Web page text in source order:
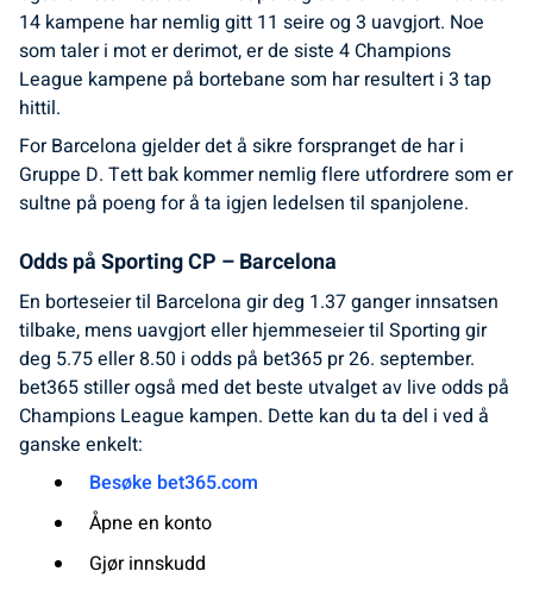
14 kampene har nemlig gitt 11 seire og 3 uavgjort. Noe
som taler i mot er derimot, er de siste 4 Champions
League kampene på bortebane som har resultert i 3 tap
hittil.
For Barcelona gjelder det å sikre forspranget de har i
Gruppe D. Tett bak kommer nemlig flere utfordrere som er
sultne på poeng for å ta igjen ledelsen til spanjolene.
Odds på Sporting CP – Barcelona
En borteseier til Barcelona gir deg 1.37 ganger innsatsen
tilbake, mens uavgjort eller hjemmeseier til Sporting gir
deg 5.75 eller 8.50 i odds på bet365 pr 26. september.
bet365 stiller også med det beste utvalget av live odds på
Champions League kampen. Dette kan du ta del i ved å
ganske enkelt:
Besøke bet365.com
Åpne en konto
Gjør innskudd